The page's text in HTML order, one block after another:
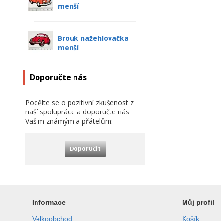
menší
Brouk nažehlovačka
menší
Doporučte nás
Podělte se o pozitivní zkušenost z
naší spolupráce a doporučte nás
Vašim známým a přátelům:
Doporučit
Informace
Velkoobchod
Můj profil
Košík